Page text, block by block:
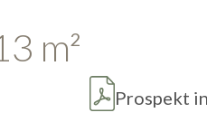
m2
Prospekt